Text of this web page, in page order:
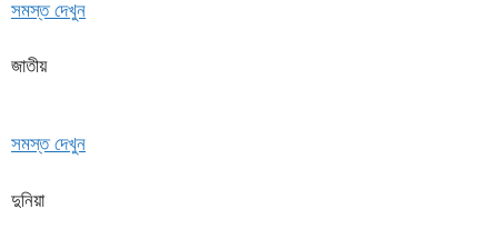
সমস্ত দেখুন
জাতীয়
সমস্ত দেখুন
দুনিয়া